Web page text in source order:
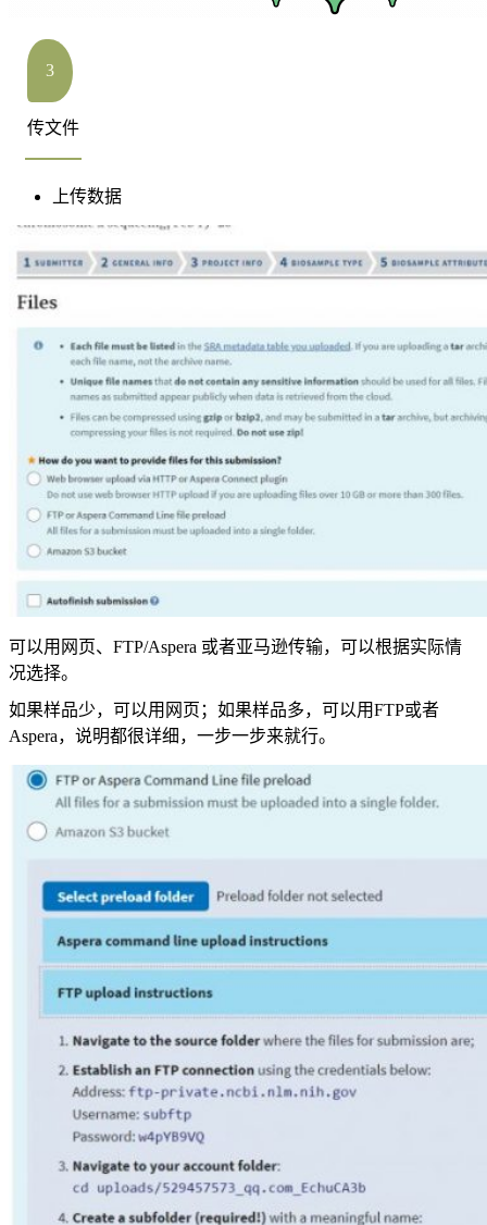
3
传文件
上传数据
可以用网页、FTP/Aspera 或者亚马逊传输，可以根据实际情
况选择。
如果样品少，可以用网页；如果样品多，可以用FTP或者
Aspera，说明都很详细，一步一步来就行。